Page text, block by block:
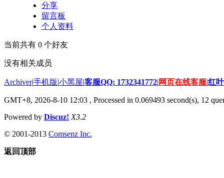
分享
留言板
个人资料
当前共有 0 个好友
没有相关成员
Archiver|手机版|小黑屋|客服QQ: 1732341772| 网页在线客服|红
GMT+8, 2026-8-10 12:03 , Processed in 0.069493 second(s), 12
Powered by Discuz! X3.2
© 2001-2013 Comsenz Inc.
返回顶部